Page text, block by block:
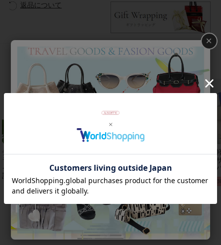
返品について
チェコクリスタルガ
ラス立体リボンデザ
インベルト時
計/9240001
りイヤリン
ジルコニアフラワー
ネックレス/1021016
【
レ
ー
×